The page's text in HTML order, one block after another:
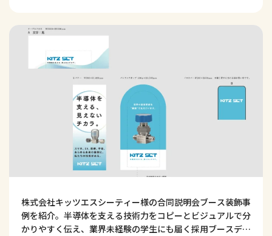
株式会社キッツエスシーティー様の合同説明会ブース装飾事
例を紹介。半導体を支える技術力をコピーとビジュアルで分
かりやすく伝え、業界未経験の学生にも届く採用ブースデザ